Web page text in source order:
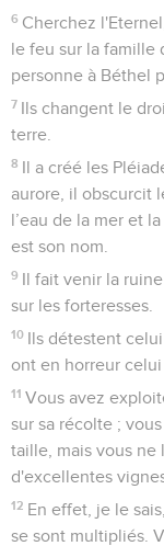
6 Cherchez
le feu sur la famille
personne à Béthel
7 Ils changent le
terre.
8 Il a créé les
aurore, il obscurcit
l’eau de la mer et
est son nom.
9 Il fait venir la
sur les forteresses.
10 Ils détestent
ont en horreur
11 Vous avez
sur sa récolte ;
taille, mais vous ne
d'excellentes
12 En effet, je le
se sont multipliés.